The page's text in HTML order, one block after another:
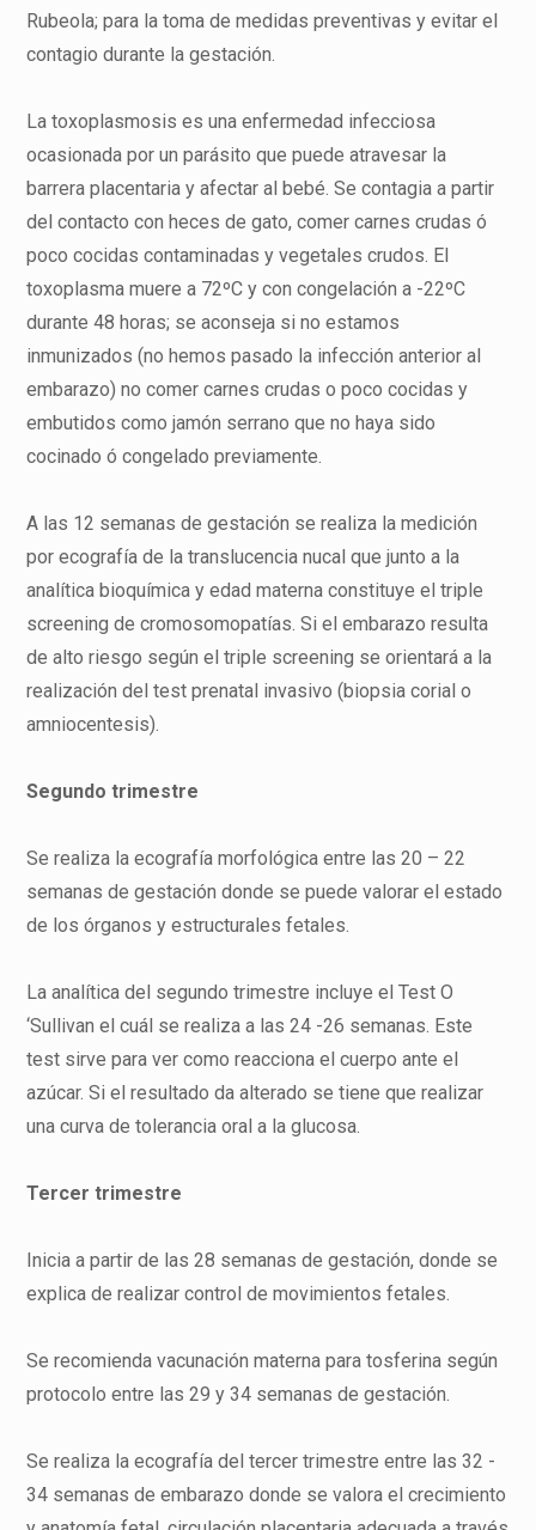
Rubeola; para la toma de medidas preventivas y evitar el
contagio durante la gestación.
La toxoplasmosis es una enfermedad infecciosa
ocasionada por un parásito que puede atravesar la
barrera placentaria y afectar al bebé. Se contagia a partir
del contacto con heces de gato, comer carnes crudas ó
poco cocidas contaminadas y vegetales crudos. El
toxoplasma muere a 72ºC y con congelación a -22ºC
durante 48 horas; se aconseja si no estamos
inmunizados (no hemos pasado la infección anterior al
embarazo) no comer carnes crudas o poco cocidas y
embutidos como jamón serrano que no haya sido
cocinado ó congelado previamente.
A las 12 semanas de gestación se realiza la medición
por ecografía de la translucencia nucal que junto a la
analítica bioquímica y edad materna constituye el triple
screening de cromosomopatías. Si el embarazo resulta
de alto riesgo según el triple screening se orientará a la
realización del test prenatal invasivo (biopsia corial o
amniocentesis).
Segundo trimestre
Se realiza la ecografía morfológica entre las 20 – 22
semanas de gestación donde se puede valorar el estado
de los órganos y estructurales fetales.
La analítica del segundo trimestre incluye el Test O
‘Sullivan el cuál se realiza a las 24 -26 semanas. Este
test sirve para ver como reacciona el cuerpo ante el
azúcar. Si el resultado da alterado se tiene que realizar
una curva de tolerancia oral a la glucosa.
Tercer trimestre
Inicia a partir de las 28 semanas de gestación, donde se
explica de realizar control de movimientos fetales.
Se recomienda vacunación materna para tosferina según
protocolo entre las 29 y 34 semanas de gestación.
Se realiza la ecografía del tercer trimestre entre las 32 -
34 semanas de embarazo donde se valora el crecimiento